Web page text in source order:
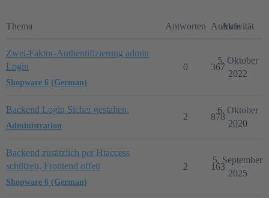
Thema Antworten Aufrufe
Aktivität
Zwei-Faktor-Authentifizierung admin
Login
Shopware 6 (German)
0 367
5. Oktober
2022
Backend Login Sicher gestalten.
Administration
2 878
6. Oktober
2020
Backend zusätzlich per Htaccess
schützen, Frontend offen
Shopware 6 (German)
2 163
5. September
2025